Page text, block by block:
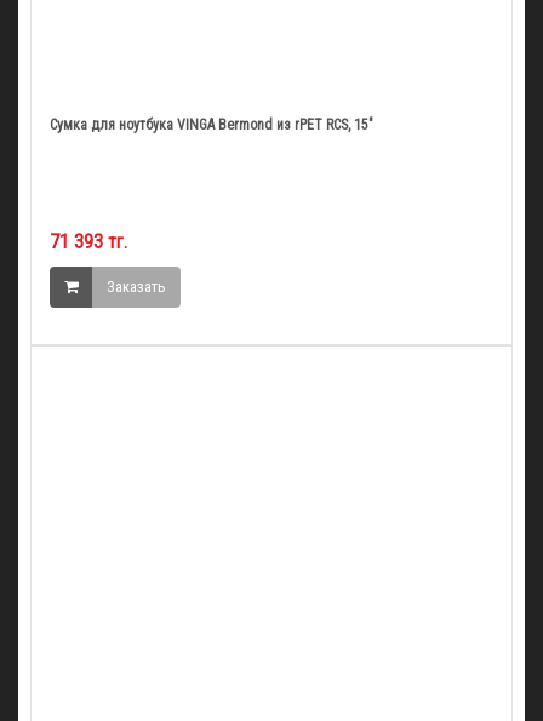
Сумка для ноутбука VINGA Bermond из rPET RCS, 15"
71 393 тг.
Заказать